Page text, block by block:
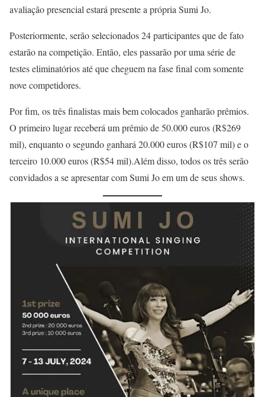
avaliação presencial estará presente a própria Sumi Jo.
Posteriormente, serão selecionados 24 participantes que de fato
estarão na competição. Então, eles passarão por uma série de
testes eliminatórios até que cheguem na fase final com somente
nove competidores.
Por fim, os três finalistas mais bem colocados ganharão prêmios.
O primeiro lugar receberá um prêmio de 50.000 euros (R$269
mil), enquanto o segundo ganhará 20.000 euros (R$107 mil) e o
terceiro 10.000 euros (R$54 mil).Além disso, todos os três serão
convidados a se apresentar com Sumi Jo em um de seus shows.